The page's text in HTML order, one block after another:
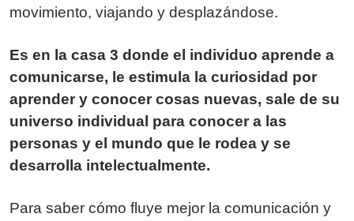
movimiento, viajando y desplazándose.
Es en la casa 3 donde el individuo aprende a
comunicarse, le estimula la curiosidad por
aprender y conocer cosas nuevas, sale de su
universo individual para conocer a las
personas y el mundo que le rodea y se
desarrolla intelectualmente.
Para saber cómo fluye mejor la comunicación y